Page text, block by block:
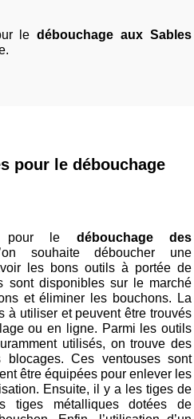
ledébouchage aux Sables
pour le débouchage
pour le débouchage des
souhaite déboucher une
les bons outils à portée de
sont disponibles sur le marché
et éliminer les bouchons. La
à utiliser et peuvent être trouvés
ou en ligne. Parmi les outils
utilisés, on trouve des
Ces ventouses sont
être équipées pour enlever les
Ensuite, il y a les tiges de
tiges métalliques dotées de